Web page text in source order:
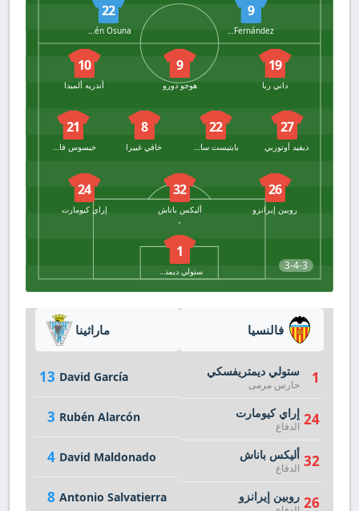
9
Raúl Fernández
22
Rubén Osuna
3-4-3
19
داني ربا
9
هوجو دورو
10
أندريه ألميدا
27
ديفيد أوتوربي
22
بابتيست سانتاماريا
8
خافي غييرا
21
خيسوس فاسكيز
26
روبين إيرانزو
32
أليكس باناش
24
إراي كيومارت
1
ستولي ديمتريفسكي
ماراثينا
13 David García
3 Rubén Alarcón
4 David Maldonado
8 Antonio Salvatierra
فالنسيا
1 ستولي ديمتريفسكي
حارس مرمى
24 إراي كيومارت
الدفاع
32 أليكس باناش
الدفاع
26 روبين إيرانزو